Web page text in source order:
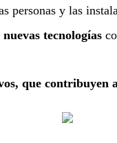
personas y las
tecnologías
que contribuyen